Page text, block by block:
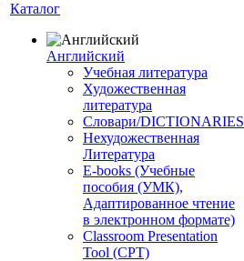
Каталог
Английский
Учебная литература
Художественная
литература
Словари/DICTIONARIES
Нехудожественная
Литература
E-books (Учебные
пособия (УМК),
Адаптированное чтение
в электронном формате)
Classroom Presentation
Tool (CPT)